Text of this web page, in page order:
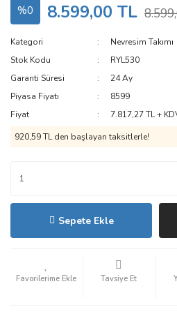
%0 8.599,00 TL
Kategori
Nevresim Takımı
Stok Kodu
RYL530
Garanti Süresi
24 Ay
Piyasa Fiyatı
8599
Fiyat
7.817,27 TL +
920,59 TL den başlayan taksitlerle!
Sepete Ekle
Tavsiye Et